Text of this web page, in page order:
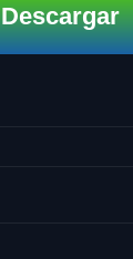
Descargar